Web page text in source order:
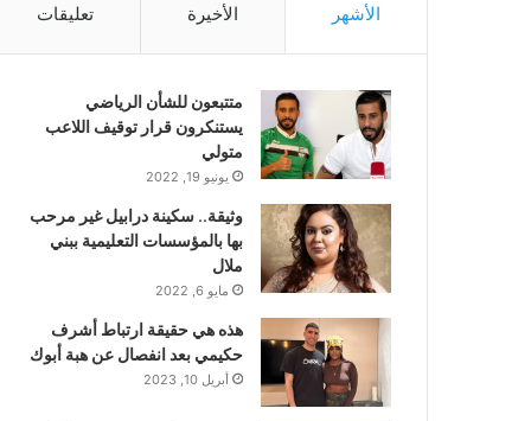
الأشهر الأخيرة تعليقات
متتبعون للشأن الرياضي
يستنكرون قرار توقيف اللاعب
متولي
يونيو 19, 2022
وثيقة.. سكينة درابيل غير مرحب
بها بالمؤسسات التعليمية ببني
ملال
مايو 6, 2022
هذه هي حقيقة ارتباط أشرف
حكيمي بعد انفصال عن هبة أبوك
أبريل 10, 2023